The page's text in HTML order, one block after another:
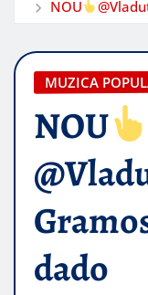
NOU
MUZICA
NOU
dado